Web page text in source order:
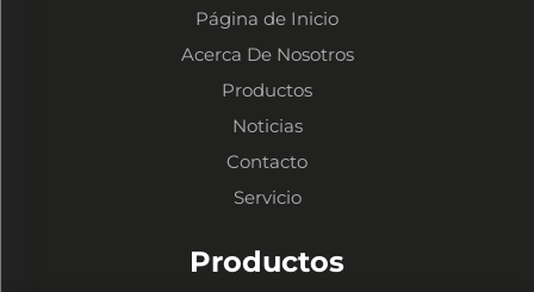
Página de Inicio
Acerca De Nosotros
Productos
Noticias
Contacto
Servicio
Productos